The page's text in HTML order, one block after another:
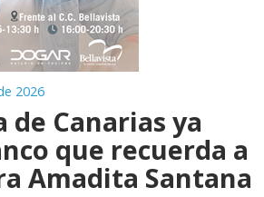
2026
de Canarias ya
que recuerda a
Amadita Santana